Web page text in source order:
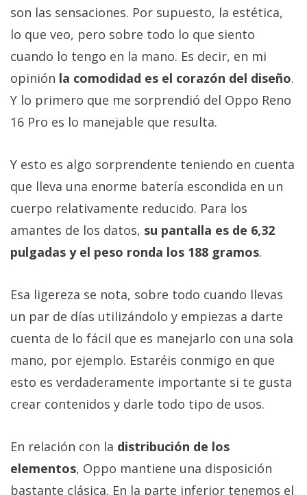
son las sensaciones. Por supuesto, la estética,
lo que veo, pero sobre todo lo que siento
cuando lo tengo en la mano. Es decir, en mi
opinión la comodidad es el corazón del diseño.
Y lo primero que me sorprendió del Oppo Reno
16 Pro es lo manejable que resulta.
Y esto es algo sorprendente teniendo en cuenta
que lleva una enorme batería escondida en un
cuerpo relativamente reducido. Para los
amantes de los datos, su pantalla es de 6,32
pulgadas y el peso ronda los 188 gramos.
Esa ligereza se nota, sobre todo cuando llevas
un par de días utilizándolo y empiezas a darte
cuenta de lo fácil que es manejarlo con una sola
mano, por ejemplo. Estaréis conmigo en que
esto es verdaderamente importante si te gusta
crear contenidos y darle todo tipo de usos.
En relación con la distribución de los
elementos, Oppo mantiene una disposición
bastante clásica. En la parte inferior tenemos el